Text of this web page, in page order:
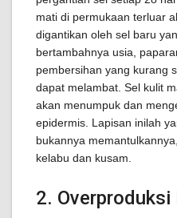
mati di permukaan terluar
digantikan oleh sel baru
bertambahnya usia,
pembersihan yang kurang
dapat melambat. Sel kulit
akan menumpuk dan
epidermis. Lapisan inilah
bukannya
kelabu dan kusam.
2.